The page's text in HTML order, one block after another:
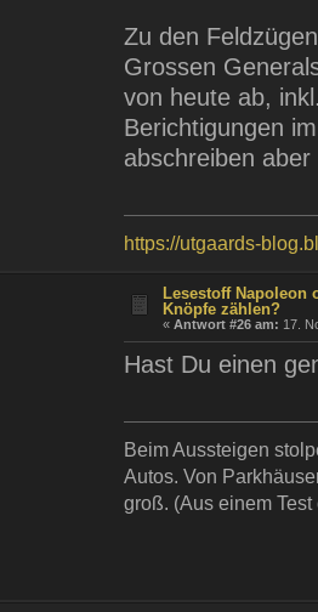
Zu den
Grossen
von heute ab,
Berichtigungen
abschreiben
https://utgaards-
Lesestoff Napoleon
Knöpfe zählen?
«Antwort #26 am: 17.
Hast Du einen
Beim Aussteigen
Autos. Von
groß. (Aus einem